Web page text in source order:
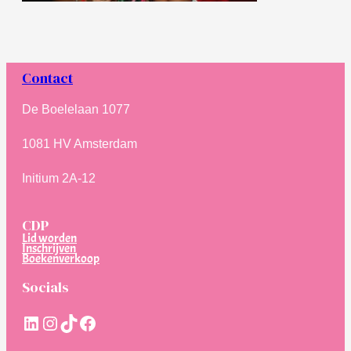
Contact
De Boelelaan 1077
1081 HV Amsterdam
Initium 2A-12
CDP
Lid worden
Inschrijven
Boekenverkoop
Socials
LinkedIn
Instagram
TikTokFacebook